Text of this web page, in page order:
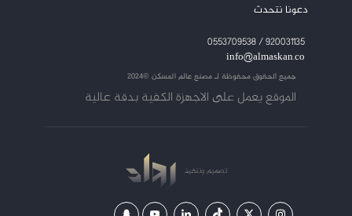
دعونا نتحدث
920031135 / 0553709538
info@almaskan.co
جميع الحقوق محفوظة لـمصنع عالم المسكن ©2024
الموقع يعمل على الاجهزة الكفية بدقة عالية
تصميموتنفيذ